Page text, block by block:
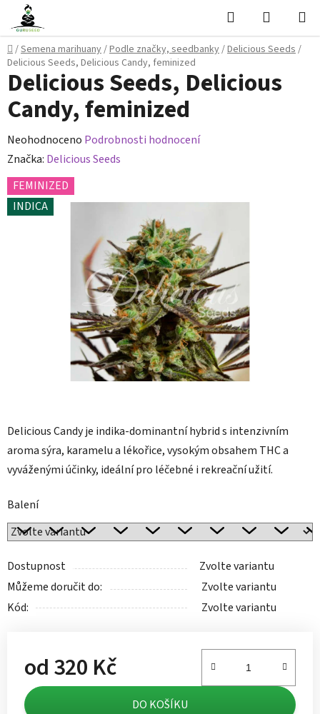
Přejít
obsah
Hledat
KOŠÍK
Domů
/Semena marihuany/Podle značky, seedbanky/Delicious Seeds/
Delicious Seeds, Delicious Candy, feminized
Delicious Candy je indika-dominantní hybrid s intenzivním
aroma sýra, karamelu a lékořice, vysokým obsahem THC a
vyváženými účinky, ideální pro léčebné i rekreační užití.
Balení
Dostupnost
Zvolte variantu
Můžeme doručit do:
Zvolte variantu
Kód:
Zvolte variantu
od320 Kč
Měrná cena:
DO KOŠÍKU
Delicious Seeds, Delicious
Candy, feminized
Průměrné
hodnocení
produktu
je
0,0
Neohodnoceno Podrobnosti hodnocení
Značka: Delicious Seeds
FEMINIZED
INDICA